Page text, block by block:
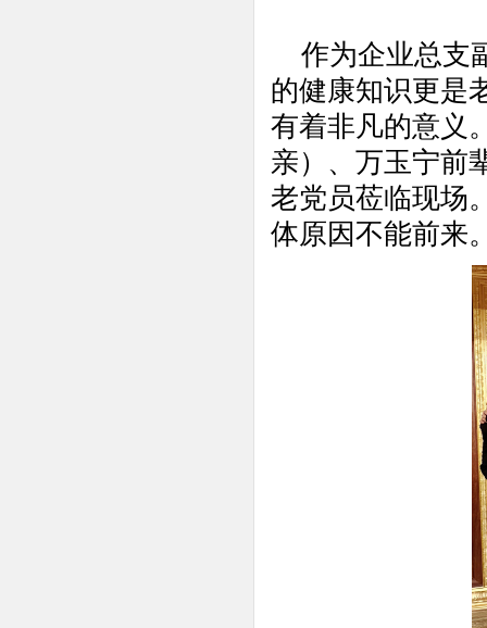
作为企业总支
的健康知识更是
有着非凡的意义
亲）、万玉宁前
老党员莅临现场
体原因不能前来